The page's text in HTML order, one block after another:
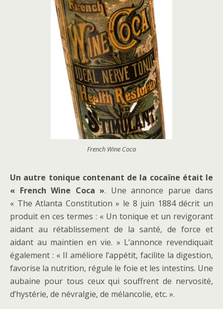
French Wine Coca
Un autre tonique contenant de la cocaïne était le
« French Wine Coca ». Une annonce parue dans
« The Atlanta Constitution » le 8 juin 1884 décrit un
produit en ces termes : « Un tonique et un revigorant
aidant au rétablissement de la santé, de force et
aidant au maintien en vie. » L’annonce revendiquait
également : « Il améliore l’appétit, facilite la digestion,
favorise la nutrition, régule le foie et les intestins. Une
aubaine pour tous ceux qui souffrent de nervosité,
d’hystérie, de névralgie, de mélancolie, etc. ».